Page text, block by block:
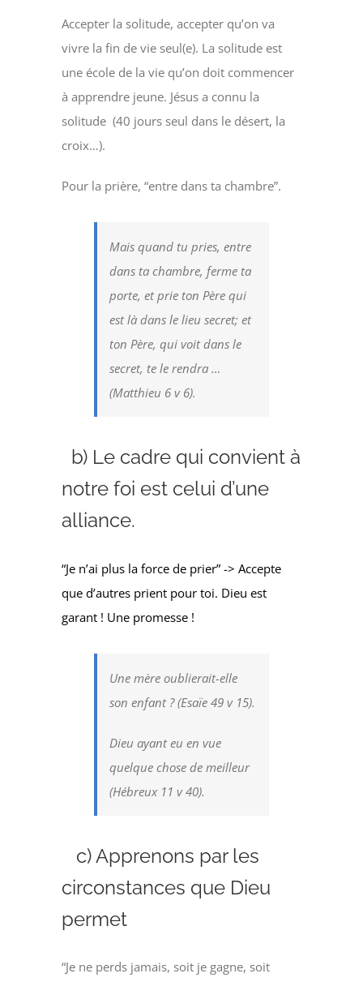
Accepter la solitude, accepter qu’on va
vivre la fin de vie seul(e). La solitude est
une école de la vie qu’on doit commencer
à apprendre jeune. Jésus a connu la
solitude (40 jours seul dans le désert, la
croix…).
Pour la prière, “entre dans ta chambre”.
Mais quand tu pries,entre
dans ta chambre, ferme ta
porte, et prie ton Père qui
est là dans le lieu secret; et
ton Père, qui voit dans le
secret, te le rendra …
(Matthieu 6 v 6).
b) Le cadre qui convient à
notre foi est celui d’une
alliance.
“Je n’ai plus la force de prier” -> Accepte
que d’autres prient pour toi. Dieu est
garant ! Une promesse !
Une mère oublierait-elle
son enfant ? (Esaïe 49 v 15).
Dieu ayant eu en vue
quelque chose de meilleur
(Hébreux 11 v 40).
c) Apprenons par les
circonstances que Dieu
permet
“Je ne perds jamais, soit je gagne, soit